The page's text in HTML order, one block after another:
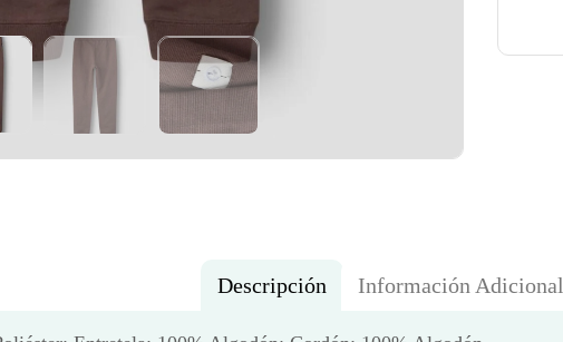
Descripción Información Adicional